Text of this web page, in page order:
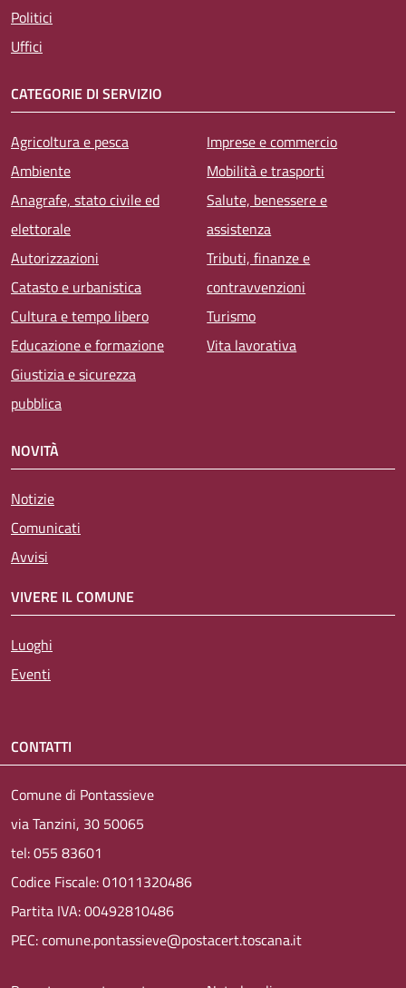
Politici
Uffici
CATEGORIE DI SERVIZIO
Agricoltura e pesca
Ambiente
Anagrafe, stato civile ed
elettorale
Autorizzazioni
Catasto e urbanistica
Cultura e tempo libero
Educazione e formazione
Giustizia e sicurezza
pubblica
Imprese e commercio
Mobilità e trasporti
Salute, benessere e
assistenza
Tributi, finanze e
contravvenzioni
Turismo
Vita lavorativa
NOVITÀ
Notizie
Comunicati
Avvisi
VIVERE IL COMUNE
Luoghi
Eventi
CONTATTI
Comune di Pontassieve
via Tanzini, 30 50065
tel: 055 83601
Codice Fiscale: 01011320486
Partita IVA: 00492810486
PEC: comune.pontassieve@postacert.toscana.it